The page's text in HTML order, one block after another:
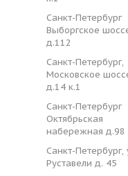
Санкт-Петербург
Выборгское
д.112
Санкт-Петербург,
Московское
д.14 к.1
Санкт-Петербург
Октябрьская
набережная д.98
Санкт-Петербург,
Руставели д. 45